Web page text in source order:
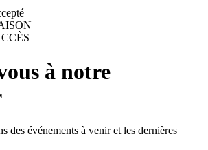
à notre
des événements à venir et les dernières